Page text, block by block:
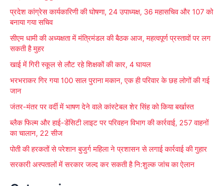
o
:
प्रदेश कांग्रेस कार्यकारिणी की घोषणा, 24 उपाध्यक्ष, 36 महासचिव और 107 को
बनाया गया सचिव
सीएम धामी की अध्यक्षता में मंत्रिमंडल की बैठक आज, महत्वपूर्ण प्रस्तावों पर लग
सकती है मुहर
खाई में गिरी स्कूल से लौट रहे शिक्षकों की कार, 4 घायल
भरभराकर गिर गया 100 साल पुराना मकान, एक ही परिवार के छह लोगों की गई
जान
जंतर-मंतर पर वर्दी में भाषण देने वाले कांस्टेबल शेर सिंह को किया बर्खास्त
ब्लैक फिल्म और हाई-डेंसिटी लाइट पर परिवहन विभाग की कार्रवाई, 257 वाहनों
का चालान, 22 सीज
पोती की हरकतों से परेशान बुजुर्ग महिला ने प्रशासन से लगाई कार्रवाई की गुहार
सरकारी अस्पतालों में सरकार जल्द कर सकती है नि:शुल्क जांच का ऐलान